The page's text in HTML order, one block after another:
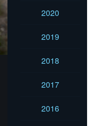
2020
2019
2018
2017
2016